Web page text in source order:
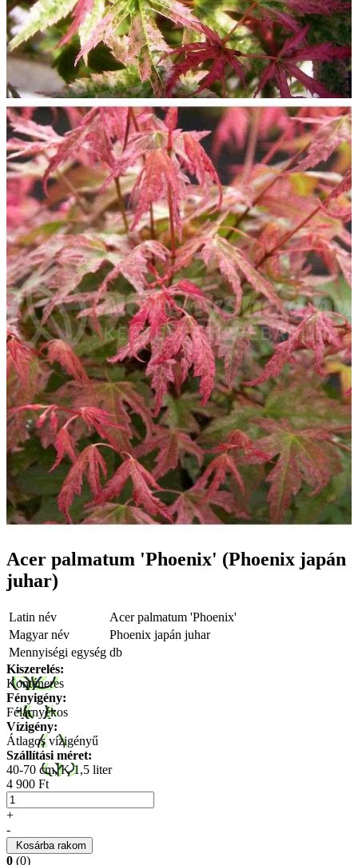
Acer palmatum 'Phoenix' (Phoenix japán
juhar)
Latin név
Acer palmatum 'Phoenix'
Magyar név
Phoenix japán juhar
Mennyiségi egység db
Kiszerelés:
Konténeres
Fényigény:
Félárnyékos
Vízigény:
Átlagos vízigényű
Szállítási méret:
40-70 cm, K 1,5 liter
4 900 Ft
+
-
Kosárba rakom
0 (0)